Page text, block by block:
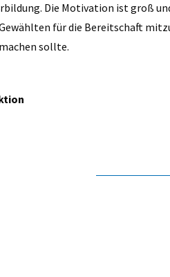
Die Motivation ist groß
für die Bereitschaft
sollte.